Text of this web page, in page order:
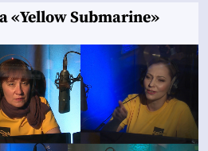
«Yellow Submarine»